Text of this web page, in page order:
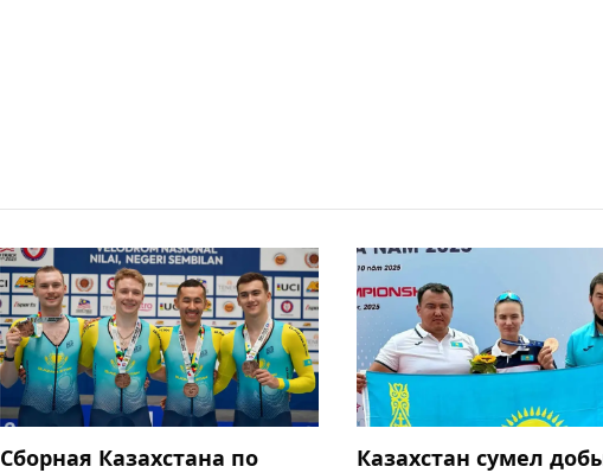
Сборная Казахстана по
Казахстан сумел